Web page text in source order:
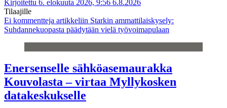
Kirjoitettu 6. elokuuta 2026, 9:56 6.8.2026
Tilaajille
Ei kommentteja artikkeliin Starkin ammattilaiskysely:
Suhdannekuopasta päädytään vielä työvoimapulaan
Enersenselle sähköasemaurakka
Kouvolasta – virtaa Myllykosken
datakeskukselle